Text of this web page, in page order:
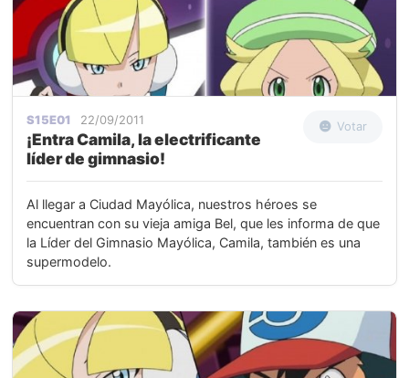
S15E01 22/09/2011
¡Entra Camila, la electrificante
líder de gimnasio!
Votar
Al llegar a Ciudad Mayólica, nuestros héroes se
encuentran con su vieja amiga Bel, que les informa de que
la Líder del Gimnasio Mayólica, Camila, también es una
supermodelo.